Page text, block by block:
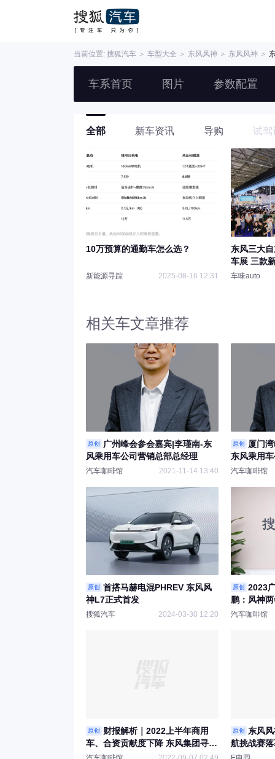
当前位置: 搜狐汽车 ＞ 车型大全 ＞ 东风风神 ＞ 东风风神 ＞
车系首页 图片 参数配置
全部 新车资讯 导购 试驾
10万预算的通勤车怎么选？
新能源寻踪 2025-08-16 12:31
东风三大
车展 三款
车味auto
相关车文章推荐
原创
广州峰会参会嘉宾|李瑾南-东
风乘用车公司营销总部总经理
汽车咖啡馆 2021-11-14 13:40
原创
厦门
东风乘用
汽车咖啡馆
原创
首搭马赫电混PHREV 东风风
神L7正式首发
搜狐汽车 2024-03-30 12:20
原创
2023
鹏：风神
以PHEV为
汽车咖啡馆
原创
财报解析｜2022上半年商用
车、合资贡献度下降 东风集团寻找
新支点
原创
东风
航挑战赛
冠